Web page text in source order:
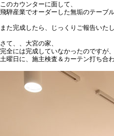
このカウンターに面して、
飛騨産業でオーダーした無垢のテーブ
また完成したら、じっくりご報告いた
さて、、大宮の家、
完全には完成していなかったのですが、
土曜日に、施主検査＆カーテン打ち合